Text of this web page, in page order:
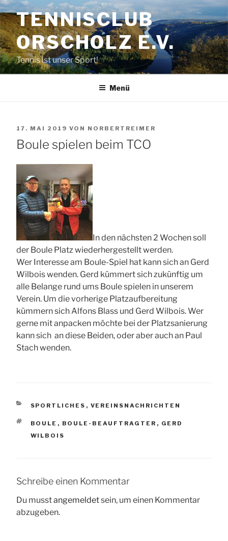
Zum
Inhalt
springenTENNISCLUB
ORSCHOLZ E.V.
Tennis ist unser Sport!
Menü
VERÖFFENTLICHT
AM
17. MAI 2019 VON NORBERTREIMER
Boule spielen beim TCO
In den nächsten 2 Wochen soll
der Boule Platz wiederhergestellt werden.
Wer Interesse am Boule-Spiel hat kann sich an Gerd
Wilbois wenden. Gerd kümmert sich zukünftig um
alle Belange rund ums Boule spielen in unserem
Verein. Um die vorherige Platzaufbereitung
kümmern sich Alfons Blass und Gerd Wilbois. Wer
gerne mit anpacken möchte bei der Platzsanierung
kann sich an diese Beiden, oder aber auch an Paul
Stach wenden.
KATEGORIEN
SPORTLICHES , VEREINSNACHRICHTEN
SCHLAGWÖRTER
BOULE , BOULE-BEAUFTRAGTER , GERD
WILBOIS
Schreibe einen Kommentar
Du musstangemeldetsein, um einen Kommentar
abzugeben.